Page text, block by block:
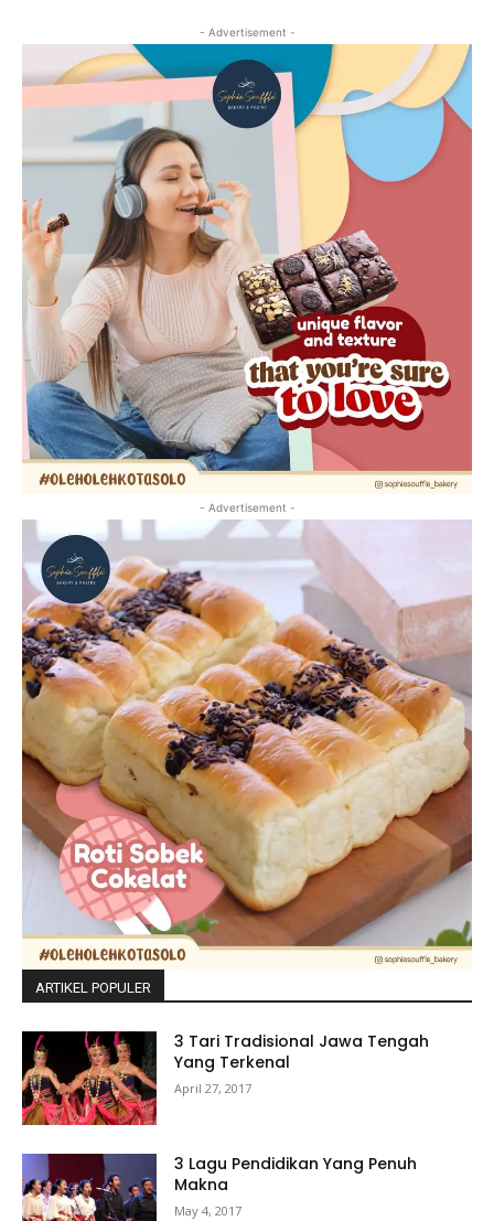
- Advertisement -
- Advertisement -
ARTIKEL POPULER
3 Tari Tradisional Jawa Tengah
Yang Terkenal
April 27, 2017
3 Lagu Pendidikan Yang Penuh
Makna
May 4, 2017